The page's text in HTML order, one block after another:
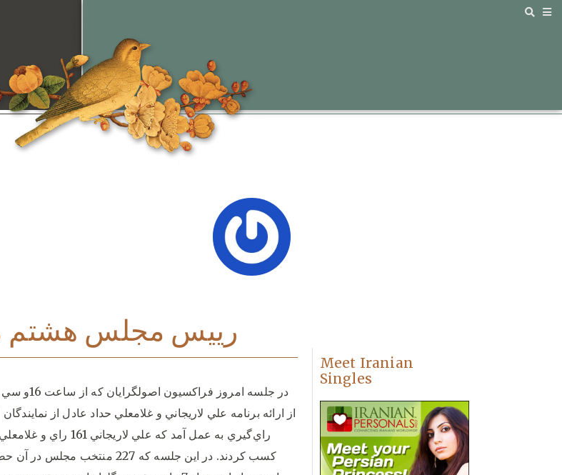
رييس مجلس
در جلسه امروز
از ارائه برنامه علي لاريجاني و غلامعلي حداد عادل از
Meet Iranian
Singles